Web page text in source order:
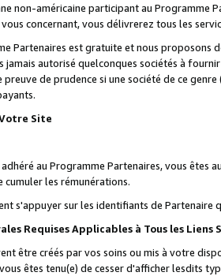
non-américaine participant au
concernant, vous délivrerez tous les
Partenaires est gratuite et nous proposons
jamais autorisé quelconques sociétés à
de prudence si une société de ce
Site
au Programme Partenaires, vous êtes
cumuler les rémunérations.
s'appuyer sur les identifiants de Partenaire
Requises Applicables à Tous les Liens
être créés par vos soins ou mis à votre
êtes tenu(e) de cesser d'afficher lesdits